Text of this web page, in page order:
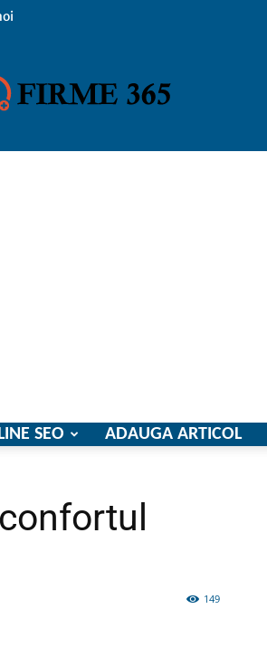
firme
SEO ADAUGA ARTICOL
149